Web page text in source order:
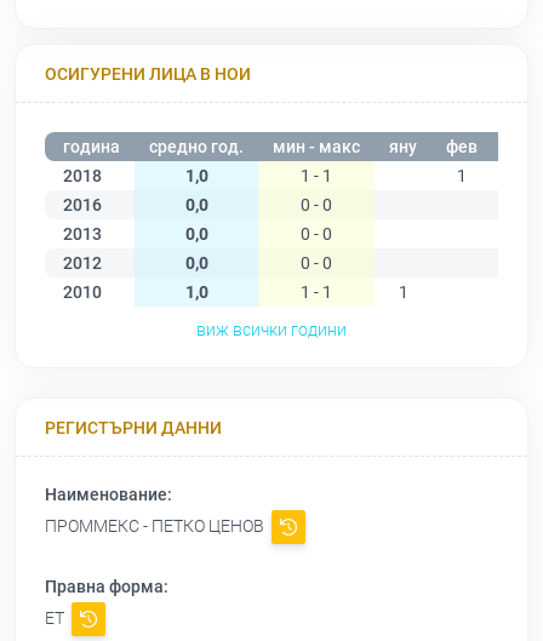
ОСИГУРЕНИ ЛИЦА В НОИ
година средно год. мин - макс яну фев
2018
1,0 1 - 1 1
2016
0,0
0 - 0
2013
0,0
0 - 0
2012
0,0
0 - 0
2010
1,0 1 - 1
1
виж всички години
РЕГИСТЪРНИ ДАННИ
Наименование:
ПРОММЕКС - ПЕТКО ЦЕНОВ
Правна форма:
ЕТ